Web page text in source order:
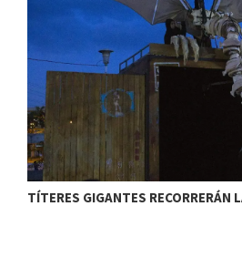
TÍTERES GIGANTES RECORRERÁN